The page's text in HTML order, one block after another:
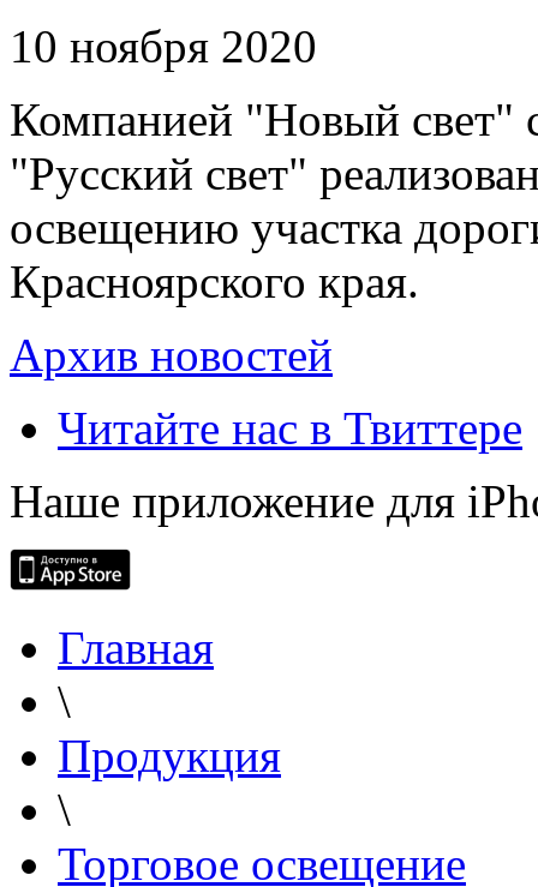
10 ноября 2020
Компанией "Новый свет"
"Русский свет"
освещению участка
Красноярского края.
Архив новостей
Читайте нас в Твиттере
Наше приложение для
Главная
\
Продукция
\
Торговое освещение